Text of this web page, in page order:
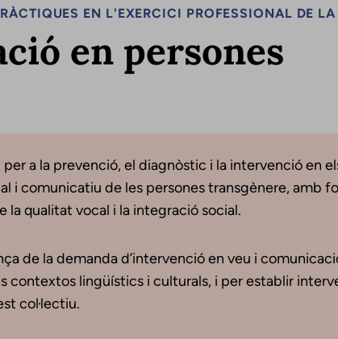
EN L'EXERCICI PROFESSIONAL DE
en persones
a la prevenció, el diagnòstic i la intervenció en
i comunicatiu de les persones transgènere, amb
qualitat vocal i la integració social.
de la demanda d’intervenció en veu i
contextos lingüístics i culturals, i per establir
col·lectiu.